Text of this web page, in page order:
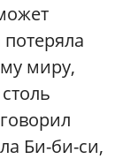
миру,
Би-би-си,